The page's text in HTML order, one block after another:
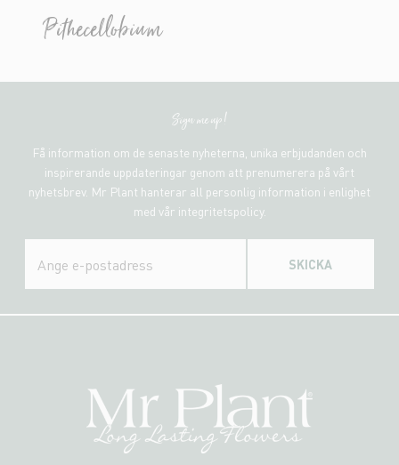
Pithecellobium
Sign me up!
Få information om de senaste nyheterna, unika erbjudanden och
inspirerande uppdateringar genom att prenumerera på vårt
nyhetsbrev. Mr Plant hanterar all personlig information i enlighet
med vår integritetspolicy.
SKICKA